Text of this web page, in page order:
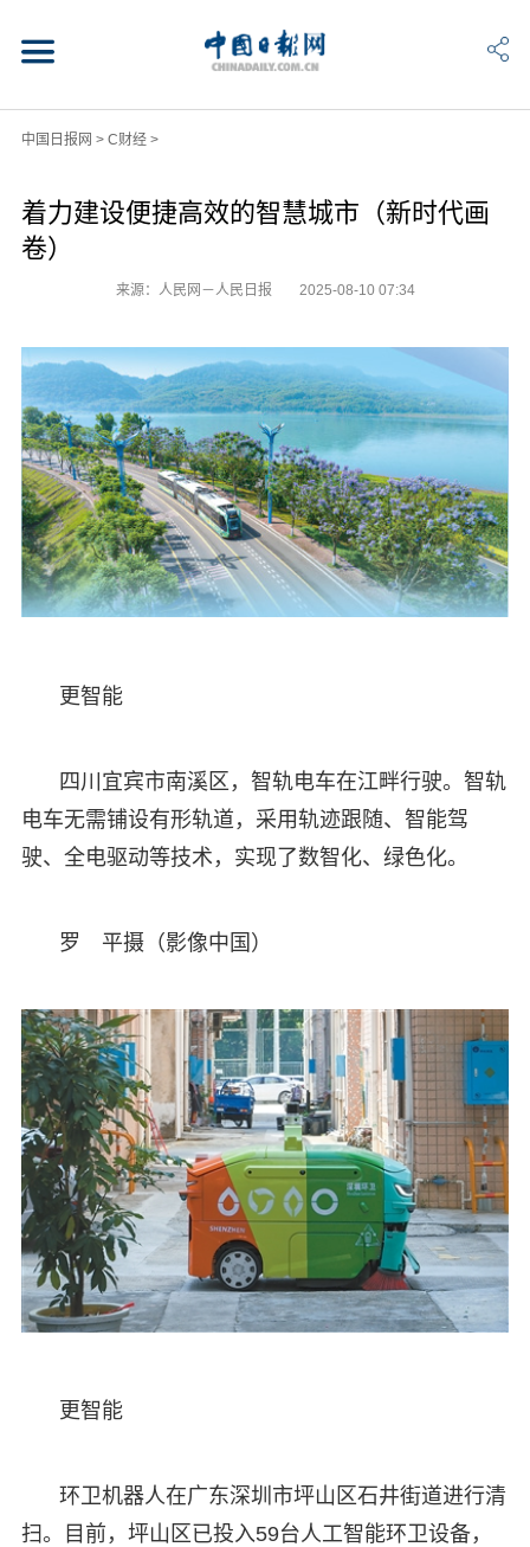
中国日报网 > C财经>
着力建设便捷高效的智慧城市（新时代画
卷）
来源：人民网－人民日报 2025-08-10 07:34
更智能
四川宜宾市南溪区，智轨电车在江畔行驶。智轨
电车无需铺设有形轨道，采用轨迹跟随、智能驾
驶、全电驱动等技术，实现了数智化、绿色化。
罗 平摄（影像中国）
更智能
环卫机器人在广东深圳市坪山区石井街道进行清
扫。目前，坪山区已投入59台人工智能环卫设备，